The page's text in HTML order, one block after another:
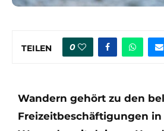
TEILEN 0
Wandern gehört zu den
Freizeitbeschäftigungen